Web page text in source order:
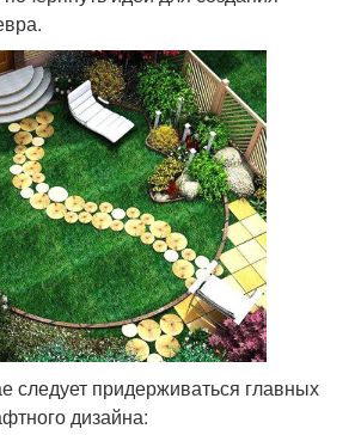
следует придерживаться главных
дизайна: